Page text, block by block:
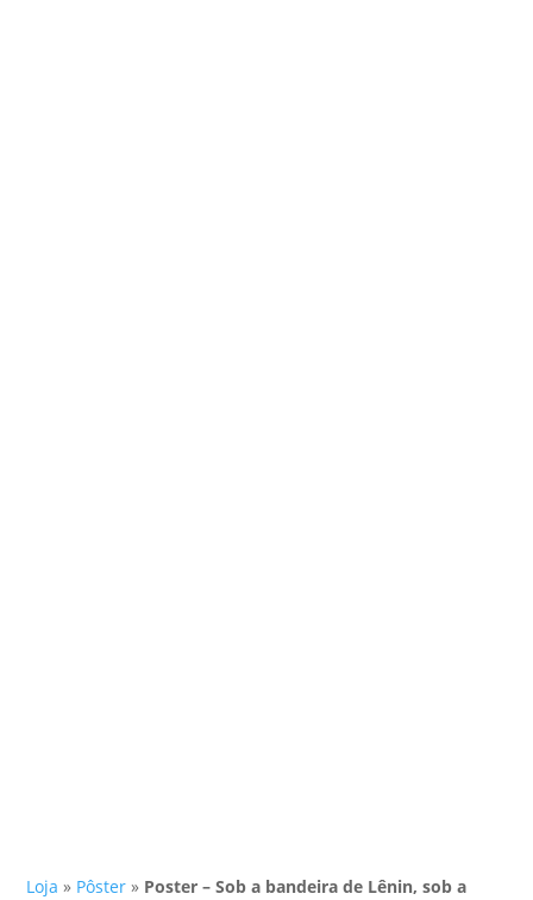
Loja » Pôster » Poster – Sob a bandeira de Lênin, sob a